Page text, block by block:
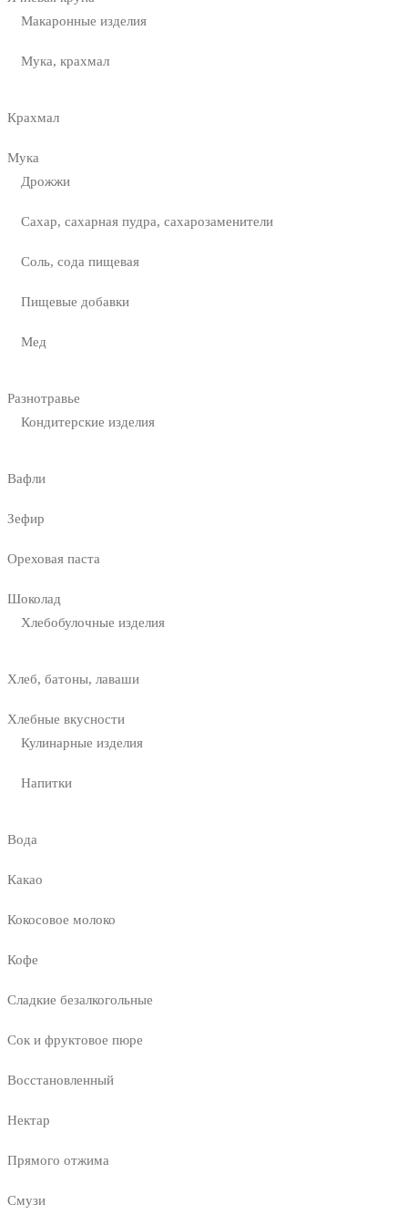
Макаронные изделия
Мука, крахмал
Крахмал
Мука
Дрожжи
Сахар, сахарная пудра, сахарозаменители
Соль, сода пищевая
Пищевые добавки
Мед
Разнотравье
Кондитерские изделия
Вафли
Зефир
Ореховая паста
Шоколад
Хлебобулочные изделия
Хлеб, батоны, лаваши
Хлебные вкусности
Кулинарные изделия
Напитки
Вода
Какао
Кокосовое молоко
Кофе
Сладкие безалкогольные
Сок и фруктовое пюре
Восстановленный
Нектар
Прямого отжима
Смузи